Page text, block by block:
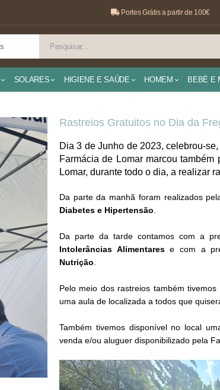
Portes Grátis a partir de 100€
SOLARES HIGIENE E SAÚDE HOMEM BEBÉ E
Rastreios Gratuitos no Dia da
Dia 3 de Junho de 2023, celebrou-
Farmácia de Lomar marcou
Lomar, durante todo o dia, a realizar
Da parte da manhã foram realizados
Diabetes e Hipertensão
Da parte da tarde contamos com a
Intolerâncias Alimentarese com a
Nutrição
Pelo meio dos rastreios também
uma aula de localizada a todos que
Também tivemos disponível no local
venda e/ou aluguer disponibilizado pela